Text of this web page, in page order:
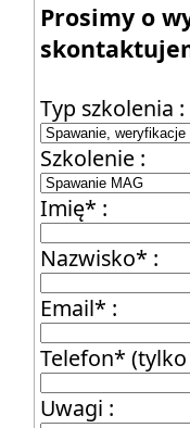
Prosimy o
Typ szkolenia :
Szkolenie :
Imię* :
Nazwisko* :
Email* :
Telefon*
Uwagi :